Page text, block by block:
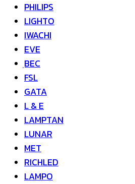
PHILIPS
LIGHTO
IWACHI
EVE
ฺBEC
FSL
GATA
L & E
LAMPTAN
LUNAR
MET
RICHLED
LAMPO